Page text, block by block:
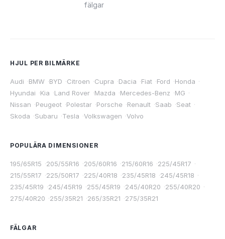
fälgar
HJUL PER BILMÄRKE
Audi ·BMW ·BYD ·Citroen ·Cupra ·Dacia ·Fiat ·Ford ·Honda ·
Hyundai ·Kia ·Land Rover ·Mazda ·Mercedes-Benz ·MG ·
Nissan ·Peugeot ·Polestar ·Porsche ·Renault ·Saab ·Seat ·
Skoda ·Subaru ·Tesla ·Volkswagen ·Volvo
POPULÄRA DIMENSIONER
195/65R15 ·205/55R16 ·205/60R16 ·215/60R16 ·225/45R17 ·
215/55R17 ·225/50R17 ·225/40R18 ·235/45R18 ·245/45R18 ·
235/45R19 ·245/45R19 ·255/45R19 ·245/40R20 ·255/40R20 ·
275/40R20 ·255/35R21 ·265/35R21 ·275/35R21
FÄLGAR